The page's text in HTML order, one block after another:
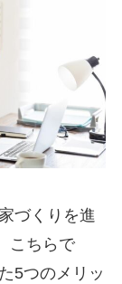
づくりを進
こちらで
5つのメリッ